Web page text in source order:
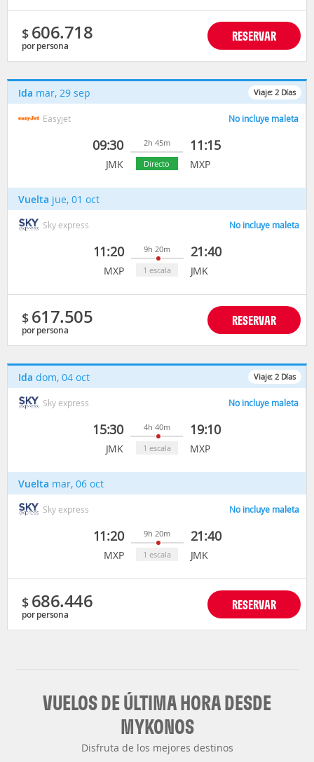
$ 606.718
por persona
RESERVAR
Viaje: 2 Días
Ida mar, 29 sep
Easyjet No incluye maleta
09:30
JMK
2h 45m
Directo
11:15
MXP
Vuelta jue, 01 oct
Sky express No incluye maleta
11:20
MXP
9h 20m
1 escala
21:40
JMK
$ 617.505
por persona
RESERVAR
Viaje: 2 Días
Ida dom, 04 oct
Sky express No incluye maleta
15:30
JMK
4h 40m
1 escala
19:10
MXP
Vuelta mar, 06 oct
Sky express No incluye maleta
11:20
MXP
9h 20m
1 escala
21:40
JMK
$ 686.446
por persona
RESERVAR
VUELOS DE ÚLTIMA HORA DESDE
MYKONOS
Disfruta de los mejores destinos